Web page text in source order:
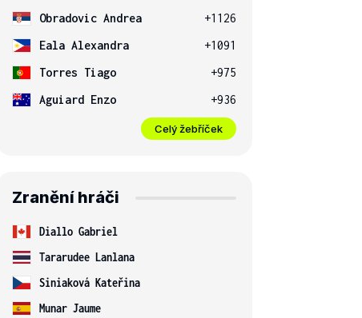
Obradovic Andrea
+1126
Eala Alexandra
+1091
Torres Tiago
+975
Aguiard Enzo
+936
Celý žebříček
Zranění hráči
Diallo Gabriel
Tararudee Lanlana
Siniaková Kateřina
Munar Jaume